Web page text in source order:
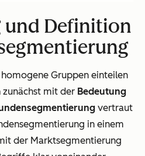
und Definition
Gruppen einteilen
zunächst mit der Bedeutung
vertraut
in einem
der Marktsegmentierung